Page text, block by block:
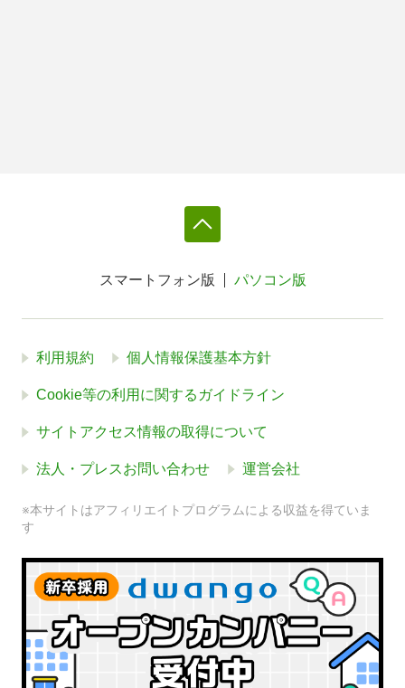
スマートフォン版 パソコン版
利用規約 個人情報保護基本方針
Cookie等の利用に関するガイドライン
サイトアクセス情報の取得について
法人・プレスお問い合わせ 運営会社
※本サイトはアフィリエイトプログラムによる収益を得ていま
す